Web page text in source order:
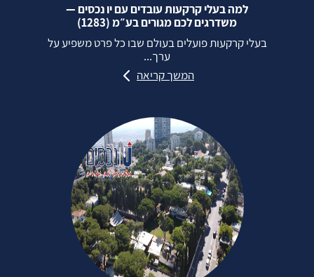
למה בעלי קרקעות עובדים עם יו נכסים —
משדרגים לכם מגורים בע״מ (1283)
בעלי קרקעות פועלים בעולם שבו כל פרט משפיע על
ערך...
המשך קריאה